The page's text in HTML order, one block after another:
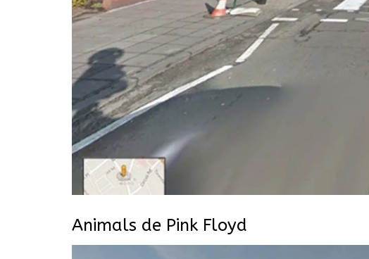
Animals de Pink Floyd